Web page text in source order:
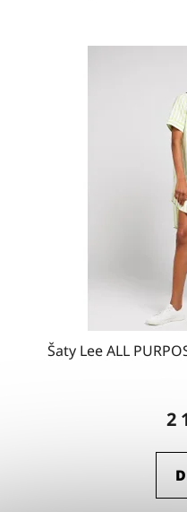
Šaty Lee ALL
2